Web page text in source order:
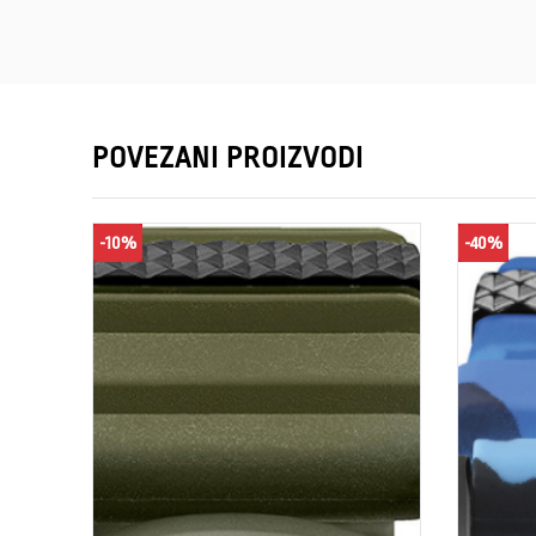
POVEZANI PROIZVODI
-10% -40%